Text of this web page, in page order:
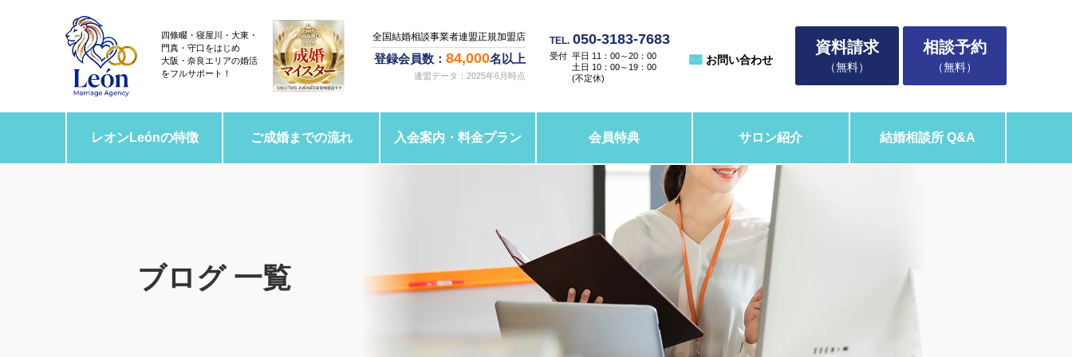
四條畷・寝屋川・大東・
門真・守口をはじめ
大阪・奈良エリアの婚活
をフルサポート！
全国結婚相談事業者連盟正規加盟店
登録会員数： 84,000名以上
連盟データ：2025年6月時点
TEL. 050-3183-7683
平日 11：00～20：00
土日 10：00～19：00
(不定休)
お問い合わせ
資料請求
（無料）
相談予約
（無料）
レオンLeónの特徴 ご成婚までの流れ 入会案内・料金プラン 会員特典 サロン紹介 結婚相談所 Q&A
ブログ 一覧